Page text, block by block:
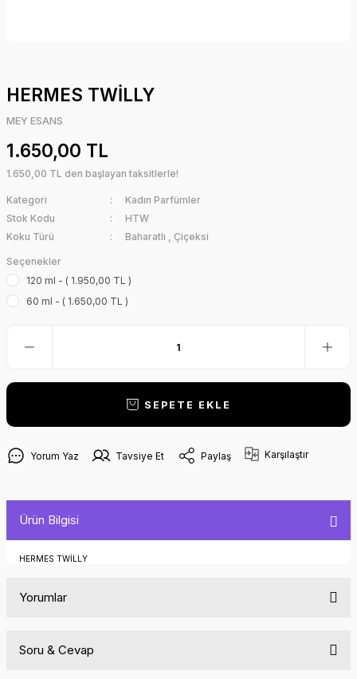
HERMES TWİLLY
MEY ESANS
1.650,00 TL
1.650,00 TL den başlayan taksitlerle!
Kategori
Kadın Parfümler
Stok Kodu
HTW
Koku Türü
Baharatlı , Çiçeksi
Seçenekler
120 ml - ( 1.950,00 TL )
60 ml - ( 1.650,00 TL )
SEPETE EKLE
Yorum Yaz Tavsiye Et Paylaş Karşılaştır
Ürün Bilgisi
HERMES TWİLLY
Yorumlar
Soru & Cevap